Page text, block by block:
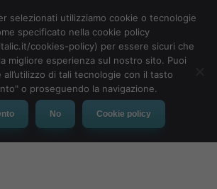
MENU
selezionati utilizziamo cookie o tecnologie
specificato nella cookie policy
cookies-policy) per essere sicuri che
migliore esperienza sul nostro sito. Puoi
all’utilizzo di tali tecnologie con il tasto
o proseguendo la navigazione.
No Cookie policy